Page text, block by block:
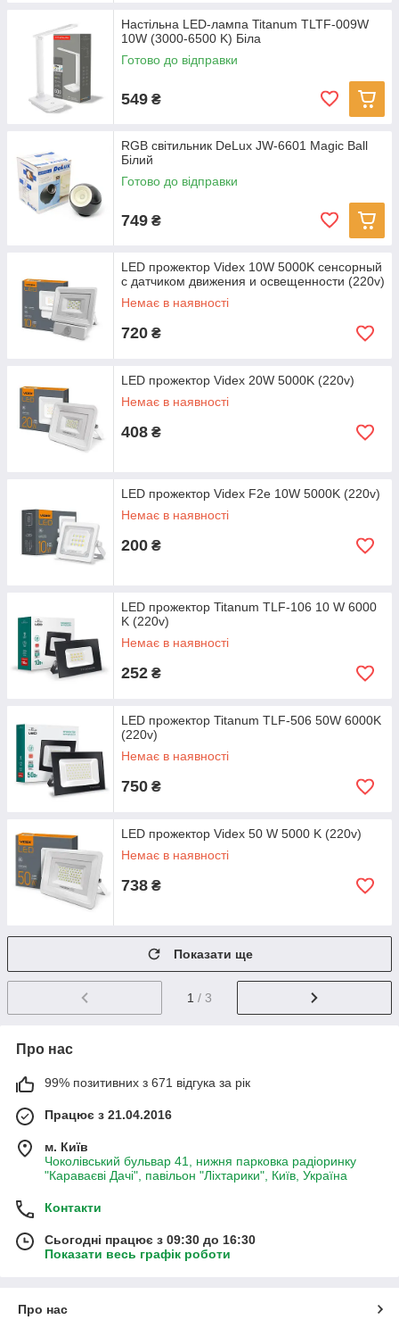
Настільна LED-лампа Titanum TLTF-009W
10W (3000-6500 K) Біла
Готово до відправки
549 ₴
RGB світильник DeLux JW-6601 Magic Ball
Білий
Готово до відправки
749 ₴
LED прожектор Videx 10W 5000K сенсорный
с датчиком движения и освещенности (220v)
Немає в наявності
720 ₴
LED прожектор Videx 20W 5000K (220v)
Немає в наявності
408 ₴
LED прожектор Videx F2e 10W 5000K (220v)
Немає в наявності
200 ₴
LED прожектор Titanum TLF-106 10 W 6000
K (220v)
Немає в наявності
252 ₴
LED прожектор Titanum TLF-506 50W 6000K
(220v)
Немає в наявності
750 ₴
LED прожектор Videx 50 W 5000 K (220v)
Немає в наявності
738 ₴
Показати ще
1 / 3
Про нас
99% позитивних з 671 відгука за рік
Працює з 21.04.2016
м. Київ
Чоколівський бульвар 41, нижня парковка радіоринку
"Караваєві Дачі", павільон "Ліхтарики", Київ, Україна
Контакти
Сьогодні працює з 09:30 до 16:30
Показати весь графік роботи
Про нас